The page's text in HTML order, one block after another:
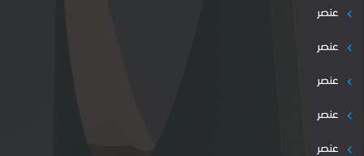
عنصر
عنصر
عنصر
عنصر
عنصر